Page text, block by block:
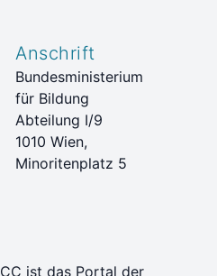
Anschrift
Bundesministerium
für Bildung
Abteilung I/9
1010 Wien,
Minoritenplatz 5
ist das Portal der